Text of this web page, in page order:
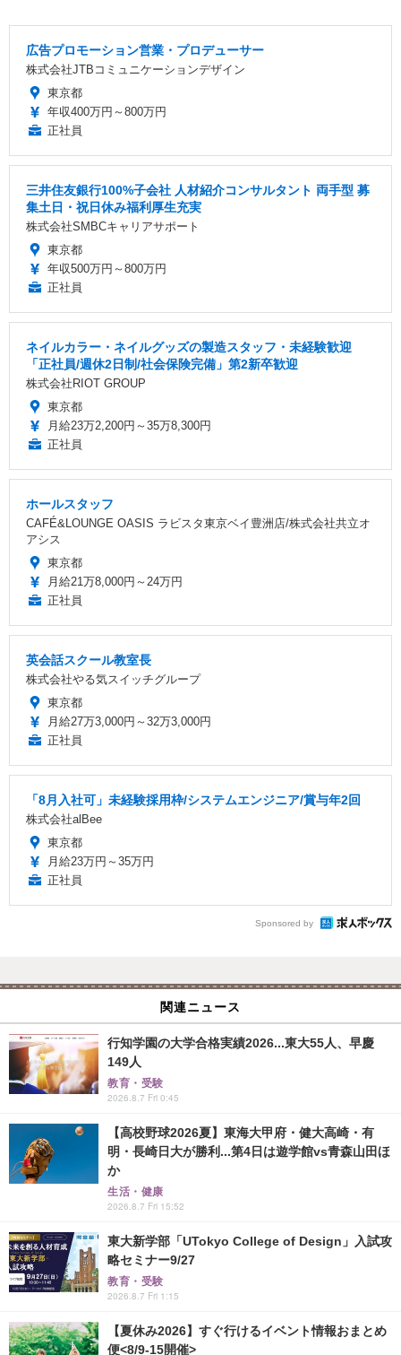
広告プロモーション営業・プロデューサー
株式会社JTBコミュニケーションデザイン
東京都
年収400万円～800万円
正社員
三井住友銀行100%子会社 人材紹介コンサルタント 両手型 募
集土日・祝日休み福利厚生充実
株式会社SMBCキャリアサポート
東京都
年収500万円～800万円
正社員
ネイルカラー・ネイルグッズの製造スタッフ・未経験歓迎
「正社員/週休2日制/社会保険完備」第2新卒歓迎
株式会社RIOT GROUP
東京都
月給23万2,200円～35万8,300円
正社員
ホールスタッフ
CAFÉ&LOUNGE OASIS ラビスタ東京ベイ豊洲店/株式会社共立オ
アシス
東京都
月給21万8,000円～24万円
正社員
英会話スクール教室長
株式会社やる気スイッチグループ
東京都
月給27万3,000円～32万3,000円
正社員
「8月入社可」未経験採用枠/システムエンジニア/賞与年2回
株式会社alBee
東京都
月給23万円～35万円
正社員
Sponsored by
関連ニュース
行知学園の大学合格実績2026...東大55人、早慶
149人
教育・受験
2026.8.7 Fri 0:45
【高校野球2026夏】東海大甲府・健大高崎・有
明・長崎日大が勝利...第4日は遊学館vs青森山田ほ
か
生活・健康
2026.8.7 Fri 15:52
東大新学部「UTokyo College of Design」入試攻
略セミナー9/27
教育・受験
2026.8.7 Fri 1:15
【夏休み2026】すぐ行けるイベント情報おまとめ
便<8/9-15開催>